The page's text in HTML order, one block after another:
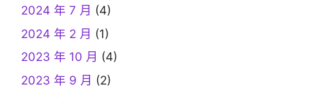
2024 年 7 月 (4)
2024 年 2 月 (1)
2023 年 10 月 (4)
2023 年 9 月 (2)